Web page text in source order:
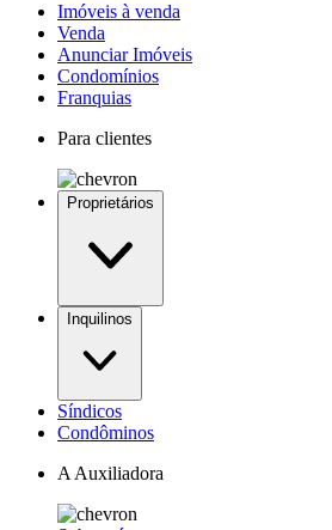
Imóveis à venda
Venda
Anunciar Imóveis
Condomínios
Franquias
Para clientes
Proprietários
Inquilinos
Síndicos
Condôminos
A Auxiliadora